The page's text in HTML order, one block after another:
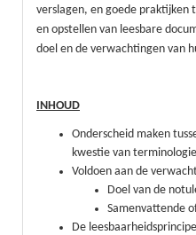
verslagen, en goede praktijken
en opstellen van leesbare
doel en de verwachtingen van
INHOUD
Onderscheid maken
kwestie van terminologie
Voldoen aan de
Doel van de
Samenvattende
De